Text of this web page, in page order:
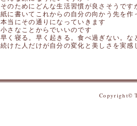
そのためにどんな生活習慣が良さそうです
紙に書いてこれからの自分の向かう先を作
本当にその通りになっていきます
小さなことからでいいのです
早く寝る。早く起きる。食べ過ぎない。
続けた人だけが自分の変化と美しさを実感
Copyright©